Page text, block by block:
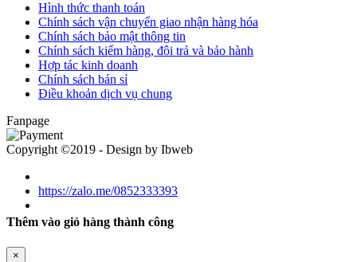
Hình thức thanh toán
Chính sách vận chuyển giao nhận hàng hóa
Chính sách bảo mật thông tin
Chính sách kiểm hàng, đôi trả và bảo hành
Hợp tác kinh doanh
Chính sách bán sỉ
Điều khoản dịch vụ chung
Fanpage
Copyright ©2019 - Design by Ibweb
https://zalo.me/0852333393
Thêm vào giỏ hàng thành công
×